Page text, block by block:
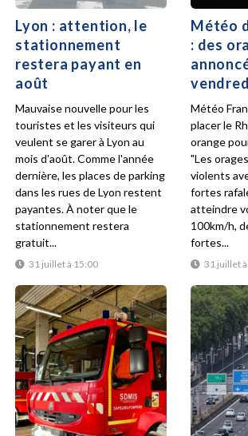
Lyon : attention, le
stationnement
restera payant en
août
31 juillet à 15:00
Mauvaise nouvelle pour les
touristes et les visiteurs qui
veulent se garer à Lyon au
mois d'août. Comme l'année
dernière, les places de parking
dans les rues de Lyon restent
payantes. À noter que le
stationnement restera
gratuit...
Météo
: des
31 juillet
Météo
placer le
orange
"Les
violents
fortes
atteindre
100km/h,
fortes...